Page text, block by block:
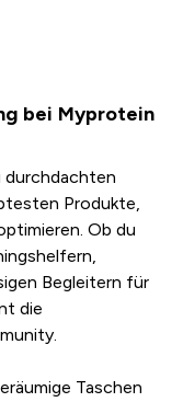
bei Myprotein
durchdachten
Produkte,
Ob du
Begleitern für
die
Taschen